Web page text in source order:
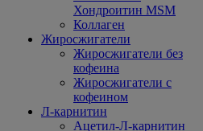
Хондроитин MSM
Коллаген
Жиросжигатели
Жиросжигатели без
кофеина
Жиросжигатели с
кофеином
Л-карнитин
Ацетил-Л-карнитин